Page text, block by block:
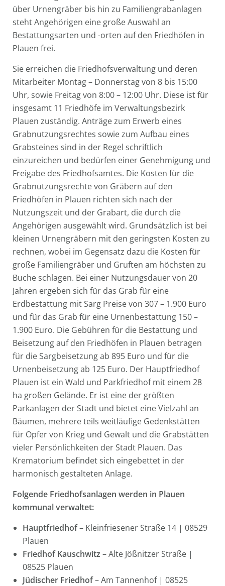
über Urnengräber bis hin zu Familiengrabanlagen
steht Angehörigen eine große Auswahl an
Bestattungsarten und -orten auf den Friedhöfen in
Plauen frei.
Sie erreichen die Friedhofsverwaltung und deren
Mitarbeiter Montag – Donnerstag von 8 bis 15:00
Uhr, sowie Freitag von 8:00 – 12:00 Uhr. Diese ist für
insgesamt 11 Friedhöfe im Verwaltungsbezirk
Plauen zuständig. Anträge zum Erwerb eines
Grabnutzungsrechtes sowie zum Aufbau eines
Grabsteines sind in der Regel schriftlich
einzureichen und bedürfen einer Genehmigung und
Freigabe des Friedhofsamtes. Die Kosten für die
Grabnutzungsrechte von Gräbern auf den
Friedhöfen in Plauen richten sich nach der
Nutzungszeit und der Grabart, die durch die
Angehörigen ausgewählt wird. Grundsätzlich ist bei
kleinen Urnengräbern mit den geringsten Kosten zu
rechnen, wobei im Gegensatz dazu die Kosten für
große Familiengräber und Gruften am höchsten zu
Buche schlagen. Bei einer Nutzungsdauer von 20
Jahren ergeben sich für das Grab für eine
Erdbestattung mit Sarg Preise von 307 – 1.900 Euro
und für das Grab für eine Urnenbestattung 150 –
1.900 Euro. Die Gebühren für die Bestattung und
Beisetzung auf den Friedhöfen in Plauen betragen
für die Sargbeisetzung ab 895 Euro und für die
Urnenbeisetzung ab 125 Euro. Der Hauptfriedhof
Plauen ist ein Wald und Parkfriedhof mit einem 28
ha großen Gelände. Er ist eine der größten
Parkanlagen der Stadt und bietet eine Vielzahl an
Bäumen, mehrere teils weitläufige Gedenkstätten
für Opfer von Krieg und Gewalt und die Grabstätten
vieler Persönlichkeiten der Stadt Plauen. Das
Krematorium befindet sich eingebettet in der
harmonisch gestalteten Anlage.
Folgende Friedhofsanlagen werden in Plauen
kommunal verwaltet:
Hauptfriedhof– Kleinfriesener Straße 14 | 08529
Plauen
Friedhof Kauschwitz – Alte Jößnitzer Straße |
08525 Plauen
Jüdischer Friedhof– Am Tannenhof | 08525